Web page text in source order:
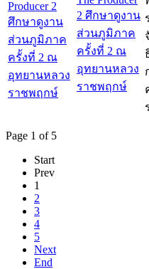
2 ศึกษาดูงาน
ส่วนภูมิภาค
ครั้งที่ 2 ณ
อุทยานหลวง
ราชพฤกษ์
Page 1 of 5
Start
Prev
1
2
3
4
5
Next
End